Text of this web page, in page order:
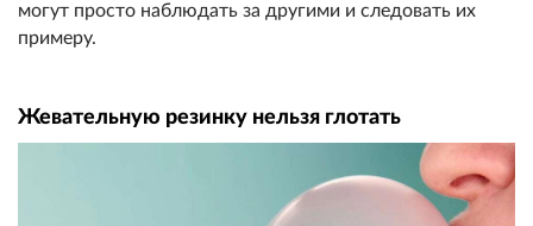
могут просто наблюдать за другими и следовать их
примеру.
Жевательную резинку нельзя глотать